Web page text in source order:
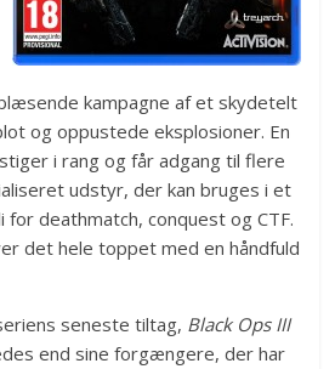
kampagne af et skydetelt
og oppustede eksplosioner. En
i rang og får adgang til flere
udstyr, der kan bruges i et
deathmatch, conquest og CTF.
det hele toppet med en håndfuld
seneste tiltag, Black Ops III
end sine forgængere, der har